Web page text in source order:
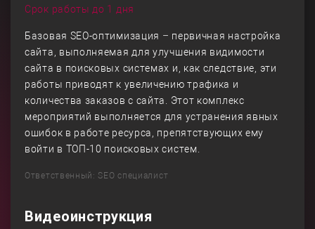
Срок работы до 1 дня
Базовая SEO-оптимизация – первичная настройка
сайта, выполняемая для улучшения видимости
сайта в поисковых системах и, как следствие, эти
работы приводят к увеличению трафика и
количества заказов с сайта. Этот комплекс
мероприятий выполняется для устранения явных
ошибок в работе ресурса, препятствующих ему
войти в ТОП-10 поисковых систем.
Ответственный: SEO специалист
Видеоинструкция